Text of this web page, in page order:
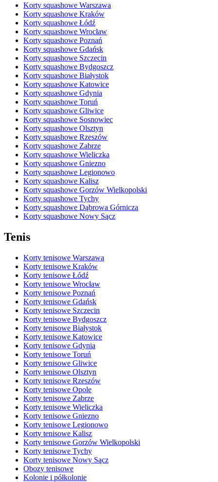
Korty squashowe Warszawa
Korty squashowe Kraków
Korty squashowe Łódź
Korty squashowe Wrocław
Korty squashowe Poznań
Korty squashowe Gdańsk
Korty squashowe Szczecin
Korty squashowe Bydgoszcz
Korty squashowe Białystok
Korty squashowe Katowice
Korty squashowe Gdynia
Korty squashowe Toruń
Korty squashowe Gliwice
Korty squashowe Sosnowiec
Korty squashowe Olsztyn
Korty squashowe Rzeszów
Korty squashowe Zabrze
Korty squashowe Wieliczka
Korty squashowe Gniezno
Korty squashowe Legionowo
Korty squashowe Kalisz
Korty squashowe Gorzów Wielkopolski
Korty squashowe Tychy
Korty squashowe Dąbrowa Górnicza
Korty squashowe Nowy Sącz
Tenis
Korty tenisowe Warszawa
Korty tenisowe Kraków
Korty tenisowe Łódź
Korty tenisowe Wrocław
Korty tenisowe Poznań
Korty tenisowe Gdańsk
Korty tenisowe Szczecin
Korty tenisowe Bydgoszcz
Korty tenisowe Białystok
Korty tenisowe Katowice
Korty tenisowe Gdynia
Korty tenisowe Toruń
Korty tenisowe Gliwice
Korty tenisowe Olsztyn
Korty tenisowe Rzeszów
Korty tenisowe Opole
Korty tenisowe Zabrze
Korty tenisowe Wieliczka
Korty tenisowe Gniezno
Korty tenisowe Legionowo
Korty tenisowe Kalisz
Korty tenisowe Gorzów Wielkopolski
Korty tenisowe Tychy
Korty tenisowe Nowy Sącz
Obozy tenisowe
Kolonie i półkolonie